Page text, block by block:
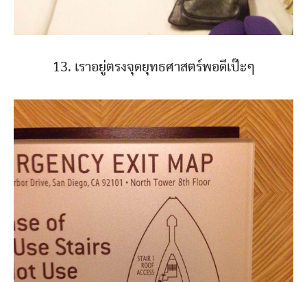
13. เราอยู่ตรงจุดยุทธศาสตร์พอดีเป๊ะๆ